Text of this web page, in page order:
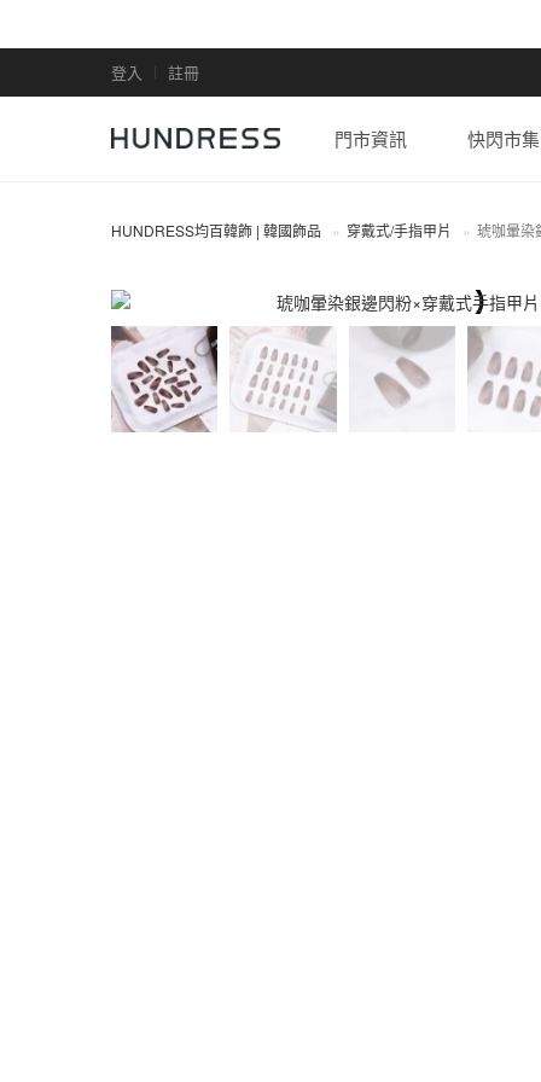
登入 註冊
門市資訊 快閃市集
HUNDRESS均百韓飾 | 韓國飾品 穿戴式/手指甲片 琥咖暈染
穿戴式/手指甲片